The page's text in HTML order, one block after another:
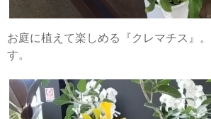
お庭に植えて楽しめる『クレマチス』
す。